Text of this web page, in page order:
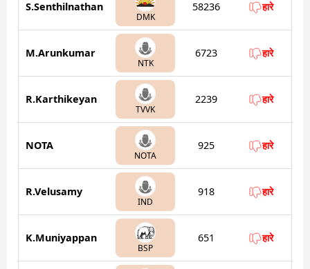
S.Senthilnathan
DMK
58236 हारे
M.Arunkumar
NTK
6723 हारे
R.Karthikeyan
TVVK
2239 हारे
NOTA
NOTA
925 हारे
R.Velusamy
IND
918 हारे
K.Muniyappan
BSP
651 हारे